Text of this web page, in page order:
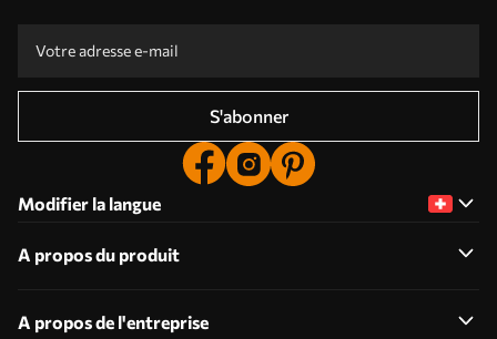
S'abonner
Modifier la langue
A propos du produit
A propos de l'entreprise